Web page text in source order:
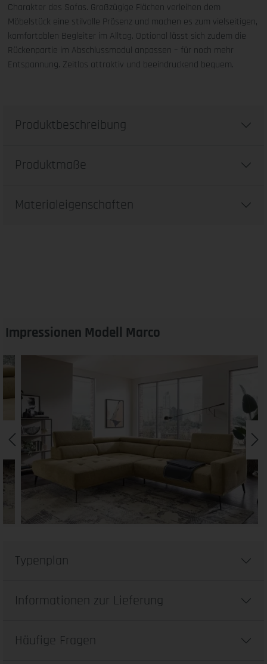
Charakter des Sofas. Großzügige Flächen verleihen dem
Möbelstück eine stilvolle Präsenz und machen es zum vielseitigen,
komfortablen Begleiter im Alltag. Optional lässt sich zudem die
Rückenpartie im Abschlussmodul anpassen – für noch mehr
Entspannung. Zeitlos attraktiv und beeindruckend bequem.
Produktbeschreibung
Produktmaße
Materialeigenschaften
Impressionen Modell Marco
Typenplan
Informationen zur Lieferung
Häufige Fragen